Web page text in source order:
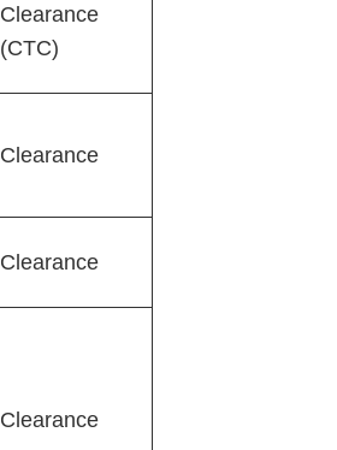
Clearance
(CTC)
Clearance
Clearance
Clearance